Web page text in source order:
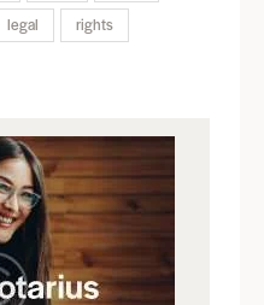
legal
rights